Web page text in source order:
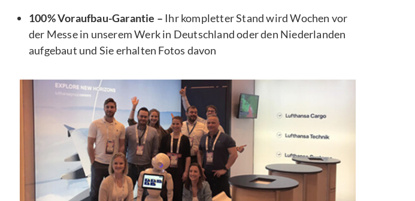
100% Voraufbau-Garantie – Ihr kompletter Stand wird Wochen vor
der Messe in unserem Werk in Deutschland oder den Niederlanden
aufgebaut und Sie erhalten Fotos davon